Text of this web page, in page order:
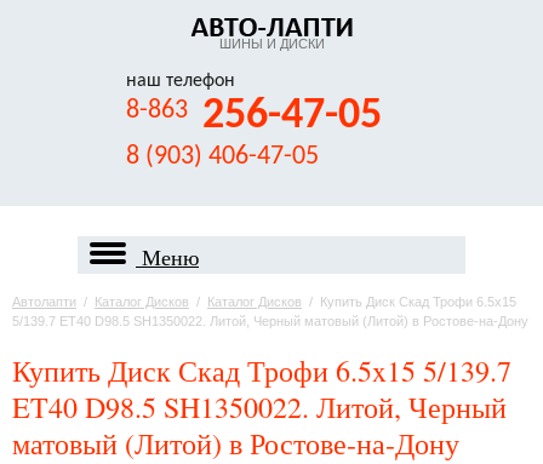
ШИНЫ И ДИСКИ
наш телефон
8-863 256-47-05
8 (903) 406-47-05
Меню
Автолапти / Каталог Дисков / Каталог Дисков / Купить Диск Скад Трофи 6.5x15
5/139.7 ET40 D98.5 SH1350022. Литой, Черный матовый (Литой) в Ростове-на-Дону
Купить Диск Скад Трофи 6.5x15 5/139.7
ET40 D98.5 SH1350022. Литой, Черный
матовый (Литой) в Ростове-на-Дону